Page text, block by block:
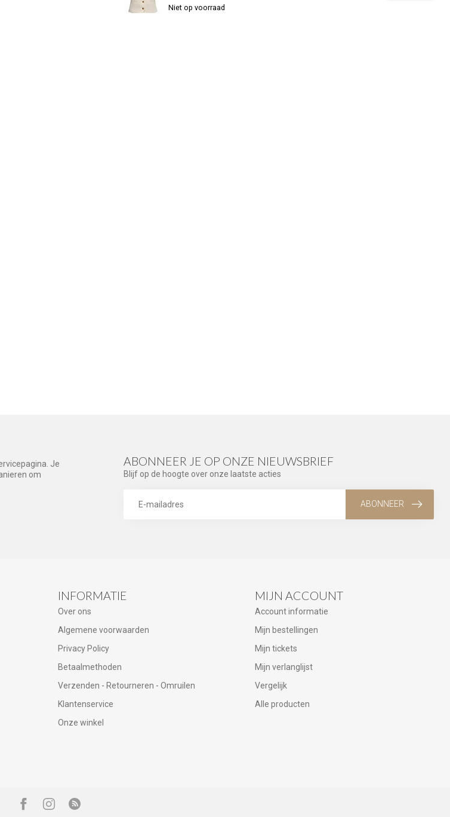
Niet op voorraad
Je
om
ABONNEER JE OP ONZE NIEUWSBRIEF
Blijf op de hoogte over onze laatste acties
ABONNEER
INFORMATIE
Over ons
Algemene voorwaarden
Privacy Policy
Betaalmethoden
Verzenden - Retourneren - Omruilen
Klantenservice
Onze winkel
MIJN ACCOUNT
Account informatie
Mijn bestellingen
Mijn tickets
Mijn verlanglijst
Vergelijk
Alle producten